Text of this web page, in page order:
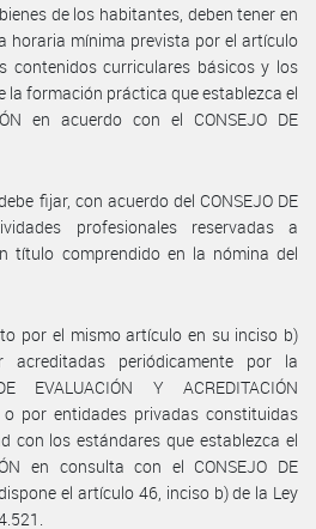
de los habitantes, deben tener en
horaria mínima prevista por el artículo
contenidos curriculares básicos y los
la formación práctica que establezca el
en acuerdo con el CONSEJO DE
fijar, con acuerdo del CONSEJO DE
profesionales reservadas a
título comprendido en la nómina del
por el mismo artículo en su inciso b)
acreditadas periódicamente por la
EVALUACIÓN Y ACREDITACIÓN
o por entidades privadas constituidas
con los estándares que establezca el
en consulta con el CONSEJO DE
el artículo 46, inciso b) de la Ley